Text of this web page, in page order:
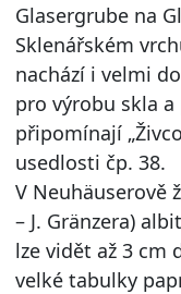
Glasergrube na
Sklenářském
nachází i velmi
pro výrobu skla
připomínají
usedlosti čp. 38.
V Neuhäuserově
– J. Gränzera)
lze vidět až 3 cm
velké tabulky